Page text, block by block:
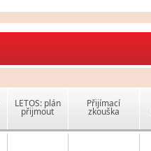
LETOS: plán
přijmout
Přijímací
zkouška